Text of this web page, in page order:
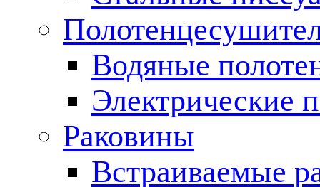
Водяные
Электрические
Раковины
Встраиваемые